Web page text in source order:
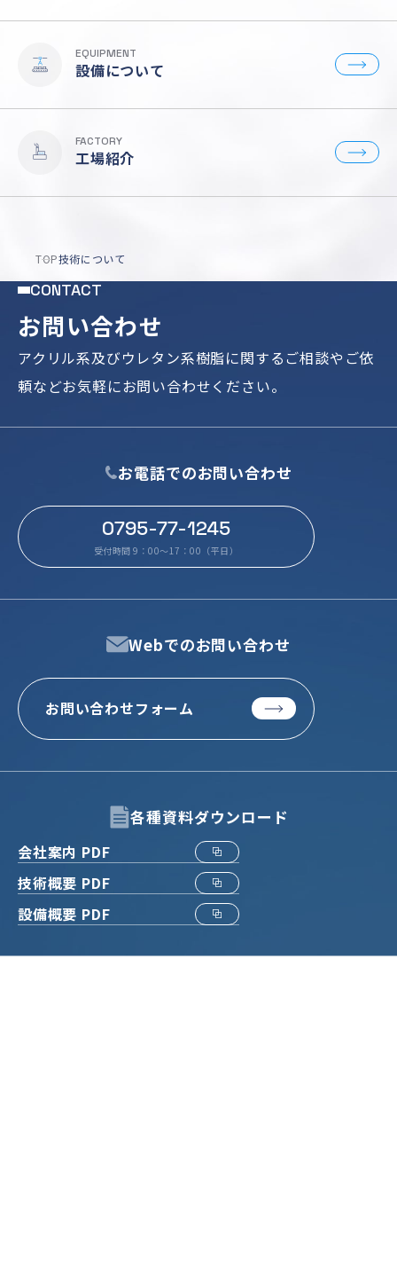
EQUIPMENT
設備について
FACTORY
工場紹介
TOP技術について
CONTACT
お問い合わせ
アクリル系及びウレタン系樹脂に関するご相談やご依
頼などお気軽にお問い合わせください。
お電話でのお問い合わせ
0795-77-1245
受付時間 9：00～17：00（平日）
Webでのお問い合わせ
お問い合わせフォーム
各種資料ダウンロード
会社案内 PDF
技術概要 PDF
設備概要 PDF